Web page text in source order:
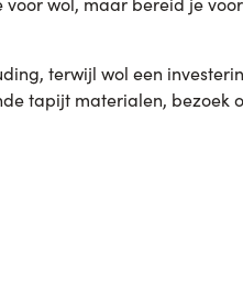
terwijl wol een
tapijt materialen, bezoek